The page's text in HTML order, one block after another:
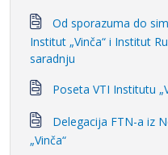
Od sporazuma do
Institut „Vinča“ i Institut
saradnju
Poseta VTI Institutu
Delegacija FTN-a iz
„Vinča“